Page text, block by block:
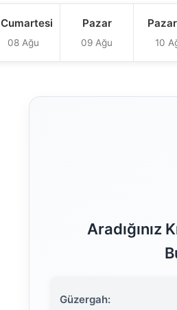
Cumartesi
08 Ağu
Pazar
09 Ağu 10
Aradığınız
Güzergah: